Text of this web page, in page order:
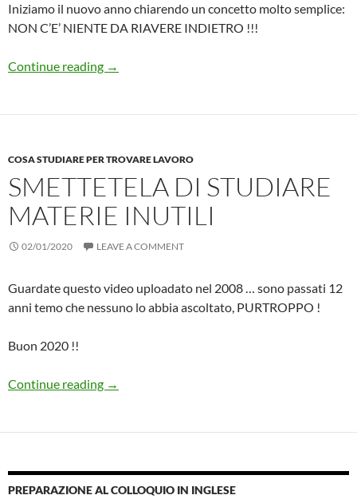
Iniziamo il nuovo anno chiarendo un concetto molto semplice:
NON C’E’ NIENTE DA RIAVERE INDIETRO !!!
Continue reading Leggende metropolitane: Riavere le tasse
→
COSA STUDIARE PER TROVARE LAVORO
SMETTETELA DI STUDIARE
MATERIE INUTILI
02/01/2020 LEAVE A COMMENT
Guardate questo video uploadato nel 2008 … sono passati 12
anni temo che nessuno lo abbia ascoltato, PURTROPPO !
Buon 2020 !!
Continue reading Smettetela di studiare materie INUTILI
→
PREPARAZIONE AL COLLOQUIO IN INGLESE